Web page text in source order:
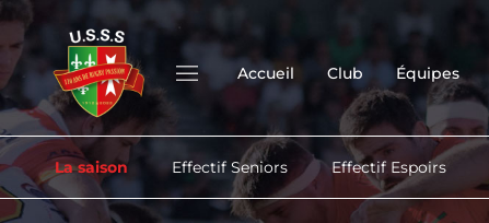
Accueil Club Équipes
La saison Effectif Seniors Effectif Espoirs